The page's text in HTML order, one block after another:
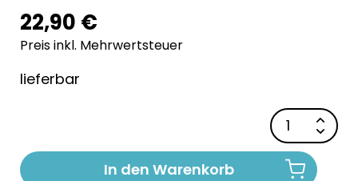
22,90 €
Preis inkl. Mehrwertsteuer
lieferbar
In den Warenkorb